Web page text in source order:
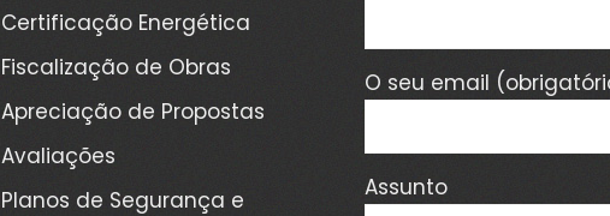
Certificação Energética
Fiscalização de Obras
Apreciação de Propostas
Avaliações
Planos de Segurança e
O seu email
Assunto